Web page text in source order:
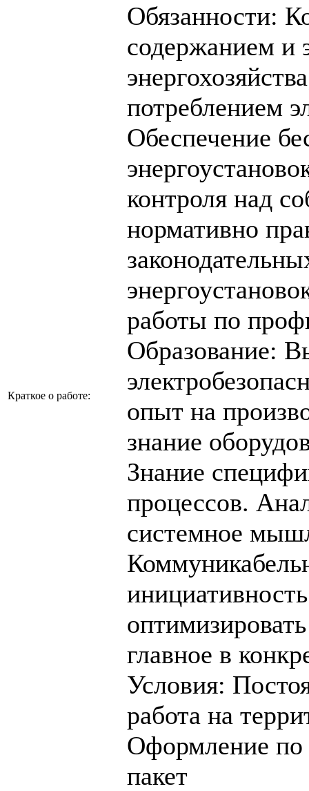
Краткое о работе:
Обязанности:
содержанием и
потреблением
Обеспечение
контроля над
нормативно
работы по
Образование:
опыт на
знание
Знание
процессов.
системное
главное в
Условия:
работа на
Оформление
пакет